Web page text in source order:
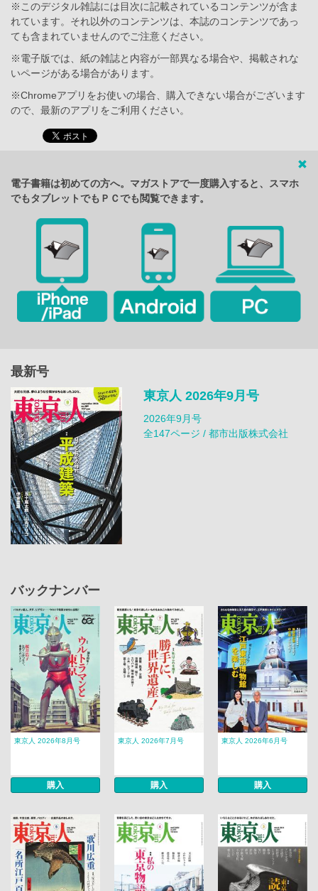
※このデジタル雑誌には目次に記載されているコンテンツが含ま
れています。それ以外のコンテンツは、本誌のコンテンツであっ
ても含まれていませんのでご注意ください。
※電子版では、紙の雑誌と内容が一部異なる場合や、掲載されな
いページがある場合があります。
※Chromeアプリをお使いの場合、購入できない場合がございます
ので、最新のアプリをご利用ください。
電子書籍は初めての方へ。マガストアで一度購入すると、スマホ
でもタブレットでもＰＣでも閲覧できます。
最新号
東京人 2026年9月号
2026年9月号
全147ページ / 都市出版株式会社
バックナンバー
東京人 2026年8月号
購入
東京人 2026年7月号
購入
東京人 2026年6月号
購入